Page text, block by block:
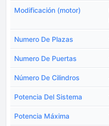
Modificación (motor)
Numero De Plazas
Numero De Puertas
Número De Cilindros
Potencia Del Sistema
Potencia Máxima